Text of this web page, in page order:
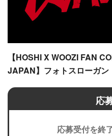
【HOSHI X WOOZI FAN
JAPAN】フォトスローガン
応
応募受付を終